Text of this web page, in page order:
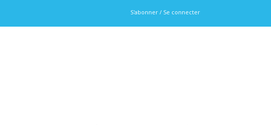
S'abonner / Se connecter